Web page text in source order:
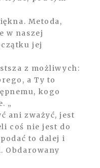
Metoda,
w naszej
jej
z możliwych:
a Ty to
kogo
„
ani zważyć, jest
coś nie jest do
to dalej i
Obdarowany